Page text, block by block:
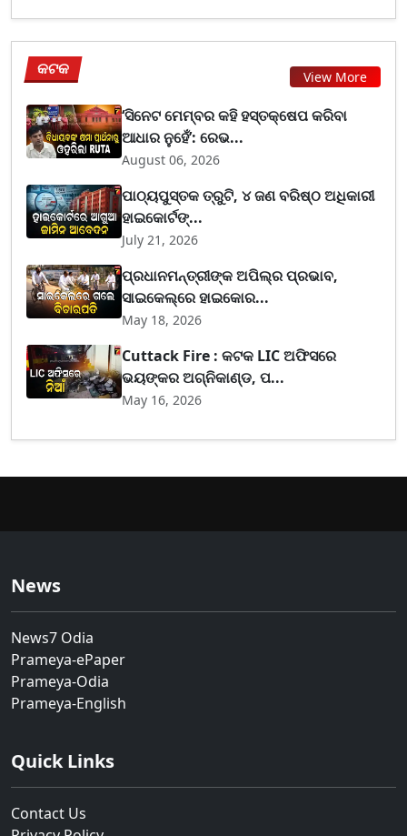
କଟକ View More
‘ସିନେଟ ମେମ୍ବର କହି ହସ୍ତକ୍ଷେପ କରିବା
ଆଧାର ନୁହେଁ’: ରେଭ...
August 06, 2026
ପାଠ୍ୟପୁସ୍ତକ ତ୍ରୁଟି, ୪ ଜଣ ବରିଷ୍ଠ ଅଧିକାରୀ
ହାଇକୋର୍ଟଙ୍...
July 21, 2026
ପ୍ରଧାନମନ୍ତ୍ରୀଙ୍କ ଅପିଲ୍‌ର ପ୍ରଭାବ,
ସାଇକେଲ୍‌ରେ ହାଇକୋର...
May 18, 2026
Cuttack Fire : କଟକ LIC ଅଫିସରେ
ଭୟଙ୍କର ଅଗ୍ନିକାଣ୍ଡ, ପ...
May 16, 2026
News
News7 Odia
Prameya-ePaper
Prameya-Odia
Prameya-English
Quick Links
Contact Us